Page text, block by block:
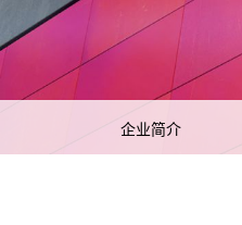
企业简介